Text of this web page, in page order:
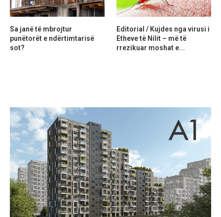
Sa janë të mbrojtur
punëtorët e ndërtimtarisë
sot?
Editorial / Kujdes nga virusi i
Etheve të Nilit – më të
rrezikuar moshat e...